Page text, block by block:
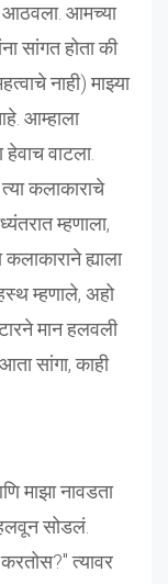
आठवला. आमच्या
सांगत होता की
नाही) माझ्या
आम्हाला
वाटला.
कलाकाराचे
म्हणाला,
ह्याला
म्हणाले, अहो
मान हलवली
सांगा, काही
माझा नावडता
सोडलं.
त्यावर